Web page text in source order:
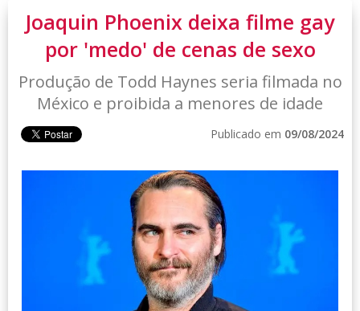
Joaquin Phoenix deixa filme gay
por 'medo' de cenas de sexo
Produção de Todd Haynes seria filmada no
México e proibida a menores de idade
Publicado em 09/08/2024